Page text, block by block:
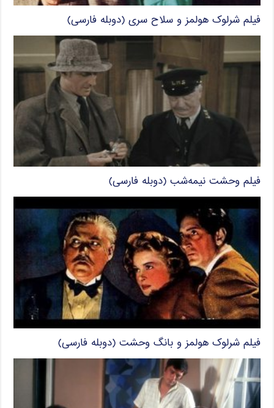
فیلم شرلوک هولمز و سلاح سری (دوبله فارسی)
فیلم وحشت نیمه‌شب (دوبله فارسی)
فیلم شرلوک هولمز و بانگ وحشت (دوبله فارسی)